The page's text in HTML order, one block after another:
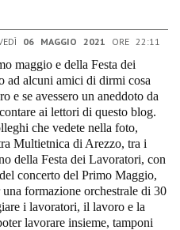
06 MAGGIO 2021 ORE 22:11
maggio e della Festa dei
ad alcuni amici di dirmi cosa
e se avessero un aneddoto da
ai lettori di questo blog.
che vedete nella foto,
Multietnica di Arezzo, tra i
della Festa dei Lavoratori, con
concerto del Primo Maggio,
formazione orchestrale di 30
i lavoratori, il lavoro e la
lavorare insieme, tamponi